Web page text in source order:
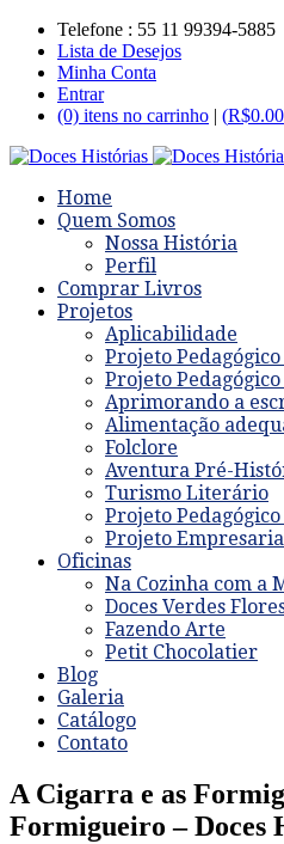
Telefone : 55 11 99394-5885
Lista de Desejos
Minha Conta
Entrar
(0) itens no carrinho | (R$0.00
Home
Quem Somos
Nossa História
Perfil
Comprar Livros
Projetos
Aplicabilidade
Projeto
Projeto
Aprimorando a
Alimentação
Folclore
Aventura Pré-
Turismo Literário
Projeto
Projeto
Oficinas
Na Cozinha com a
Doces Verdes
Fazendo Arte
Petit Chocolatier
Blog
Galeria
Catálogo
Contato
A Cigarra e as
Formigueiro – Doces